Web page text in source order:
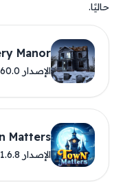
حاليًا.
Manor
الإصدار 7.160.0
Matters
الإصدار 1.6.8